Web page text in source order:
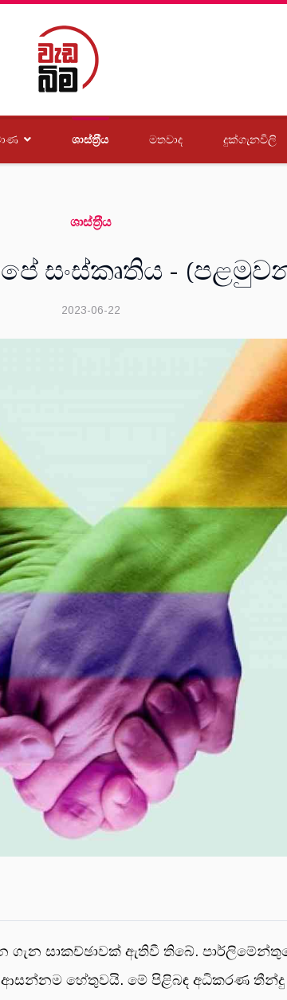
ශාස්ත‍්‍රීය මතවාද දුක්ගැනවිලි
ශාස්ත‍්‍රීය
සංස්කෘතිය -
2023-06-22
ගැන සාකච්ඡාවක් ඇතිවී තිබේ.
හේතුවයි. මේ පිළිබඳ අධිකරණ තීන්දු